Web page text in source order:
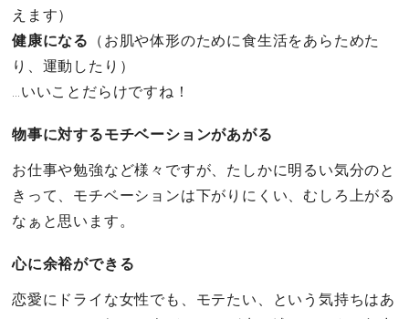
えます）
健康になる
（お肌や体形のために食生活をあらためた
り、運動したり）
…いいことだらけですね！
物事に対するモチベーションがあがる
お仕事や勉強など様々ですが、たしかに明るい気分のと
きって、モチベーションは下がりにくい、むしろ上がる
なぁと思います。
心に余裕ができる
恋愛にドライな女性でも、モテたい、という気持ちはあ